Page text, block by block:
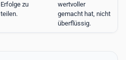
Erfolge zu
teilen.
wertvoller
gemacht hat, nicht
überflüssig.